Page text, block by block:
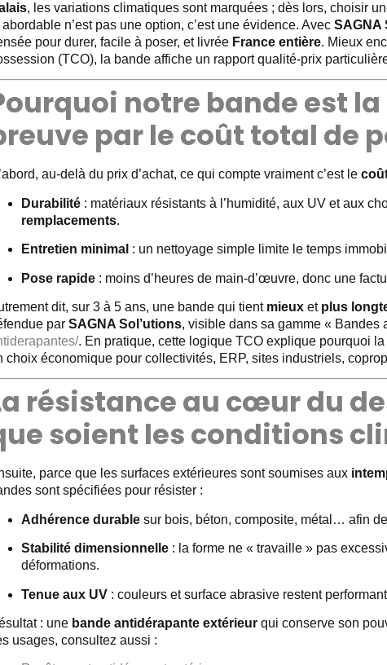
, les variations climatiques sont marquées ; dès lors, choisir
abordable n’est pas une option, c’est une évidence. Avec SAGNA
pour durer, facile à poser, et livrée France entière. Mieux
(TCO), la bande affiche un rapport qualité-prix
notre bande est
par le coût total de
au-delà du prix d’achat, ce qui compte vraiment c’est le
Durabilité: matériaux résistants à l’humidité, aux UV et aux
remplacements.
Entretien minimal : un nettoyage simple limite le temps
Pose rapide: moins d’heures de main-d’œuvre, donc une
dit, sur 3 à 5 ans, une bande qui tient mieuxet plus
par SAGNA Sol’utions, visible dans sa gamme « Bandes
. En pratique, cette logique TCO explique pourquoi la
choix économique pour collectivités, ERP, sites industriels,
résistance au cœur du
soient les conditions
parce que les surfaces extérieures sont soumises aux
sont spécifiées pour résister :
Adhérence durablesur bois, béton, composite, métal… afin
Stabilité dimensionnelle: la forme ne « travaille » pas
déformations.
Tenue aux UV: couleurs et surface abrasive restent
: une bande antidérapante extérieurqui conserve son
usages, consultez aussi :